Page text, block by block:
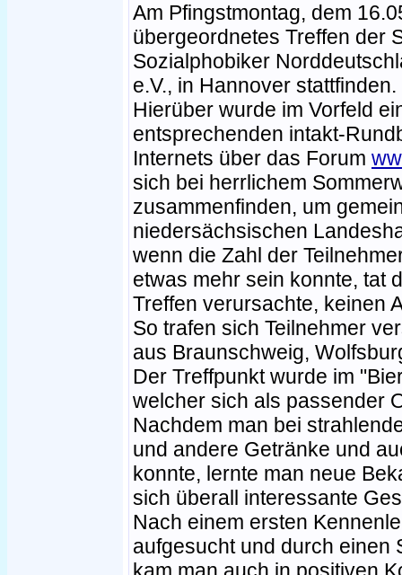
Am Pfingstmontag, dem
übergeordnetes Treffen der
Sozialphobiker
e.V., in Hannover stattfinden.
Hierüber wurde im Vorfeld
entsprechenden intakt-
Internets über das Forum
sich bei herrlichem
zusammenfinden, um
niedersächsischen
wenn die Zahl der
etwas mehr sein konnte, tat
Treffen verursachte, keinen
So trafen sich Teilnehmer
aus Braunschweig,
Der Treffpunkt wurde im
welcher sich als passender
Nachdem man bei
und andere Getränke und
konnte, lernte man neue
sich überall interessante
Nach einem ersten
aufgesucht und durch einen